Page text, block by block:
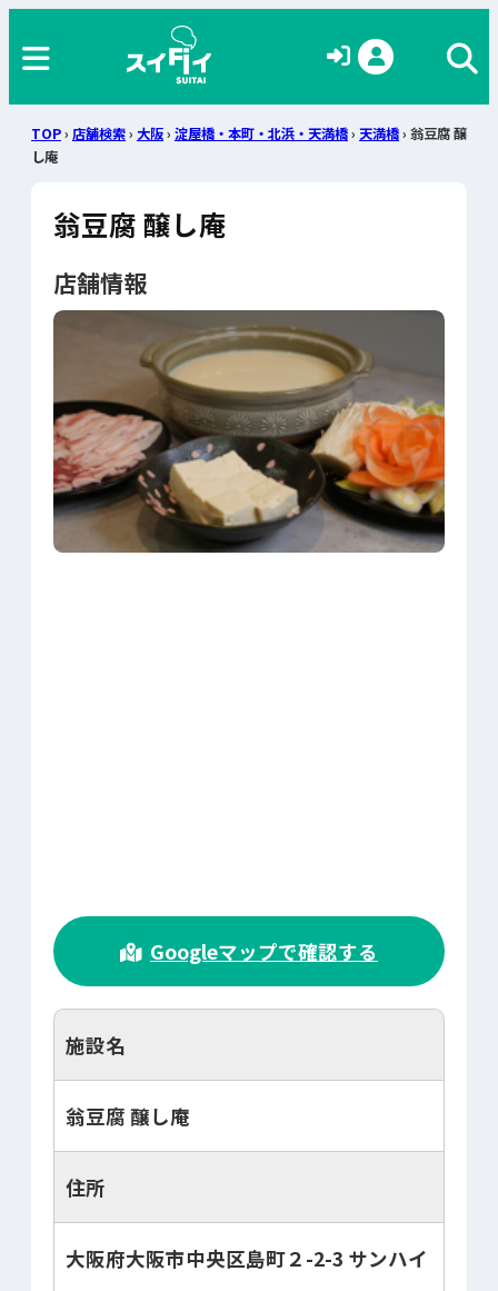
TOP› 店舗検索› 大阪› 淀屋橋・本町・北浜・天満橋› 天満橋› 翁豆腐 醸
し庵
翁豆腐 醸し庵
店舗情報
>
Googleマップで確認する
施設名
翁豆腐 醸し庵
住所
大阪府大阪市中央区島町２-2-3 サンハイ